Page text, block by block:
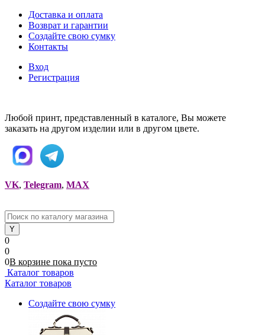
Доставка и оплата
Возврат и гарантии
Создайте свою сумку
Контакты
Вход
Регистрация
Любой принт, представленный в каталоге, Вы можете
заказать на другом изделии или в другом цвете.
VK, Telegram, MAX
0
0
0В корзине пока пусто
Каталог товаров
Каталог товаров
Создайте свою сумку